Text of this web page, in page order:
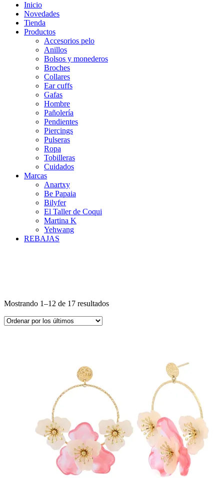
Inicio
Novedades
Tienda
Productos
Accesorios pelo
Anillos
Bolsos y monederos
Broches
Collares
Ear cuffs
Gafas
Hombre
Pañolería
Pendientes
Piercings
Pulseras
Ropa
Tobilleras
Cuidados
Marcas
Anartxy
Be Papaia
Bilyfer
El Taller de Coqui
Martina K
Yehwang
REBAJAS
Mostrando 1–12 de 17 resultados